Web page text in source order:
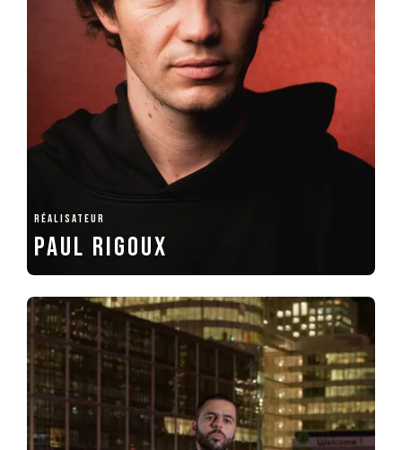
RÉALISATEUR
Paul Rigoux